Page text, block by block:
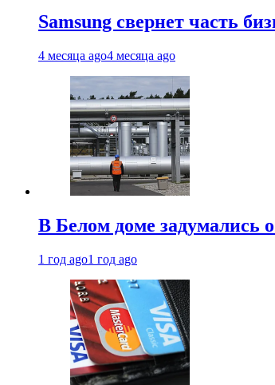
Samsung свернет часть
4 месяца ago4 месяца ago
В Белом доме задумались
1 год ago1 год ago